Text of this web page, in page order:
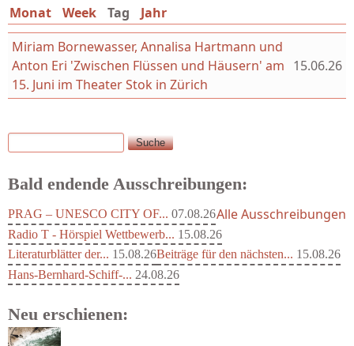
Monat Week Tag (aktiver Reiter)
Jahr
Miriam Bornewasser, Annalisa Hartmann und
Anton Eri 'Zwischen Flüssen und Häusern' am
15. Juni im Theater Stok in Zürich
15.06.26
Suchformular
Suche
Bald endende Ausschreibungen:
PRAG – UNESCO CITY OF... 07.08.26
Radio T - Hörspiel Wettbewerb... 15.08.26
Literaturblätter der... 15.08.26Beiträge für den nächsten... 15.08.26
Hans-Bernhard-Schiff-... 24.08.26
Alle Ausschreibungen
Neu erschienen: